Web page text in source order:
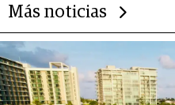
Más noticias